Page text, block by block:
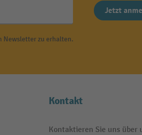
Jetzt
Newsletter zu erhalten.
Kontakt
Kontaktieren Sie uns über